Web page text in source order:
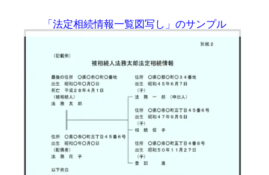
「法定相続情報一覧図写し」のサンプル